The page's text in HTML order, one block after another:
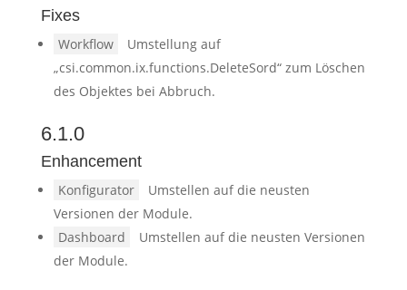
Fixes
Workflow
Umstellung auf
„csi.common.ix.functions.DeleteSord“ zum Löschen
des Objektes bei Abbruch.
6.1.0
Enhancement
Konfigurator
Umstellen auf die neusten
Versionen der Module.
Dashboard
Umstellen auf die neusten Versionen
der Module.